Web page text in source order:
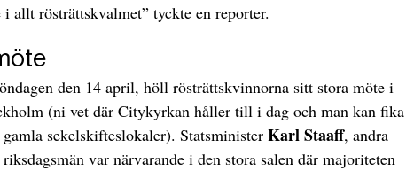
i allt rösträttskvalmet” tyckte en reporter.
den 14 april, höll rösträttskvinnorna sitt stora möte i
(ni vet där Citykyrkan håller till i dag och man kan fika
sekelskifteslokaler). Statsminister Karl Staaff, andra
var närvarande i den stora salen där majoriteten